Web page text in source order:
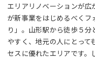
エリアリノベーションが
が新事業をはじめるべく
り」。山形駅から徒歩５
やすく、地元の人にとって
セスに優れたエリアです。